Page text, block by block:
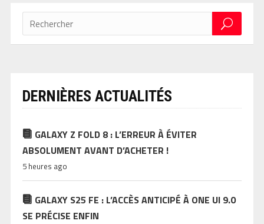
DERNIÈRES ACTUALITÉS
GALAXY Z FOLD 8 : L’ERREUR À ÉVITER
ABSOLUMENT AVANT D’ACHETER !
5 heures ago
GALAXY S25 FE : L’ACCÈS ANTICIPÉ À ONE UI 9.0
SE PRÉCISE ENFIN